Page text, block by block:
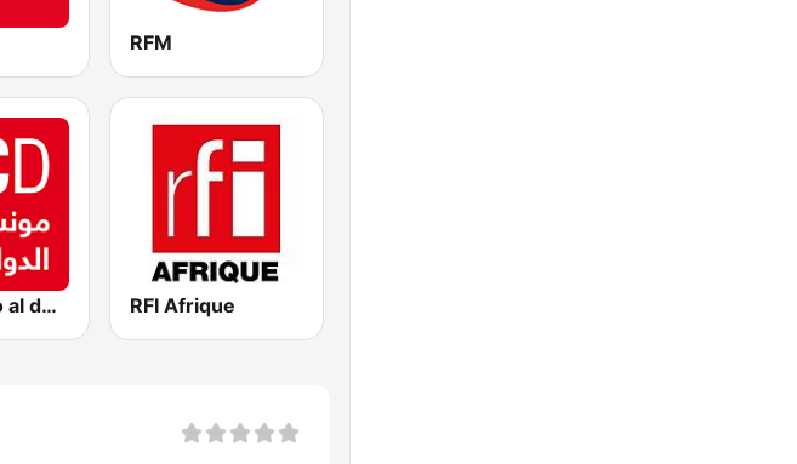
RFM
Montecarlo al doualiya (مونت كارلو الدولية) RFI Afrique